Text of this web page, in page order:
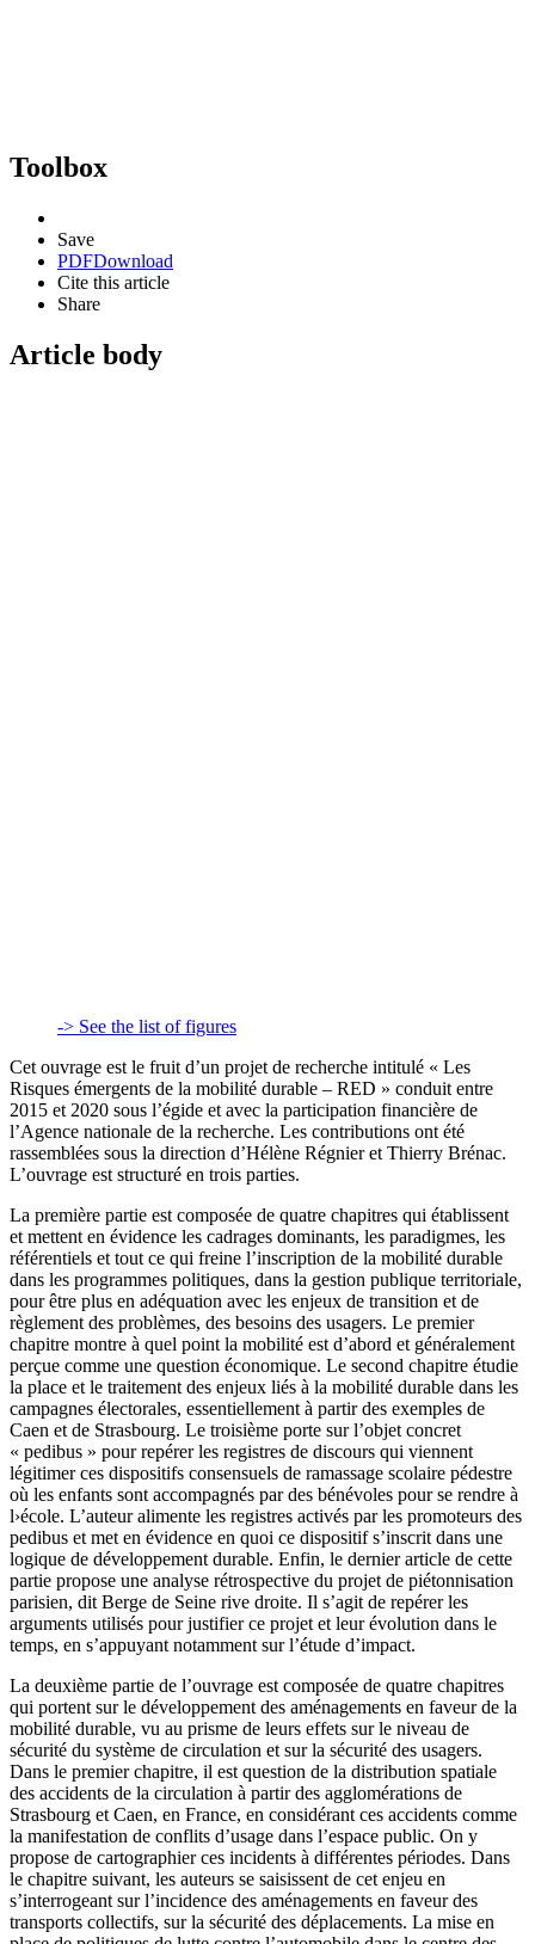
Toolbox
Save
PDFDownload
Cite this article
Share
Article body
-> See the list of figures
Cet ouvrage est le fruit d’un projet de recherche intitulé « Les
Risques émergents de la mobilité durable – RED » conduit entre
2015 et 2020 sous l’égide et avec la participation financière de
l’Agence nationale de la recherche. Les contributions ont été
rassemblées sous la direction d’Hélène Régnier et Thierry Brénac.
L’ouvrage est structuré en trois parties.
La première partie est composée de quatre chapitres qui établissent
et mettent en évidence les cadrages dominants, les paradigmes, les
référentiels et tout ce qui freine l’inscription de la mobilité durable
dans les programmes politiques, dans la gestion publique territoriale,
pour être plus en adéquation avec les enjeux de transition et de
règlement des problèmes, des besoins des usagers. Le premier
chapitre montre à quel point la mobilité est d’abord et généralement
perçue comme une question économique. Le second chapitre étudie
la place et le traitement des enjeux liés à la mobilité durable dans les
campagnes électorales, essentiellement à partir des exemples de
Caen et de Strasbourg. Le troisième porte sur l’objet concret
« pedibus » pour repérer les registres de discours qui viennent
légitimer ces dispositifs consensuels de ramassage scolaire pédestre
où les enfants sont accompagnés par des bénévoles pour se rendre à
l›école. L’auteur alimente les registres activés par les promoteurs des
pedibus et met en évidence en quoi ce dispositif s’inscrit dans une
logique de développement durable. Enfin, le dernier article de cette
partie propose une analyse rétrospective du projet de piétonnisation
parisien, dit Berge de Seine rive droite. Il s’agit de repérer les
arguments utilisés pour justifier ce projet et leur évolution dans le
temps, en s’appuyant notamment sur l’étude d’impact.
La deuxième partie de l’ouvrage est composée de quatre chapitres
qui portent sur le développement des aménagements en faveur de la
mobilité durable, vu au prisme de leurs effets sur le niveau de
sécurité du système de circulation et sur la sécurité des usagers.
Dans le premier chapitre, il est question de la distribution spatiale
des accidents de la circulation à partir des agglomérations de
Strasbourg et Caen, en France, en considérant ces accidents comme
la manifestation de conflits d’usage dans l’espace public. On y
propose de cartographier ces incidents à différentes périodes. Dans
le chapitre suivant, les auteurs se saisissent de cet enjeu en
s’interrogeant sur l’incidence des aménagements en faveur des
transports collectifs, sur la sécurité des déplacements. La mise en